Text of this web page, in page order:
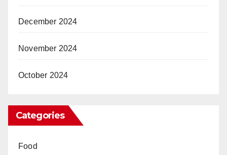
December 2024
November 2024
October 2024
Categories
Food